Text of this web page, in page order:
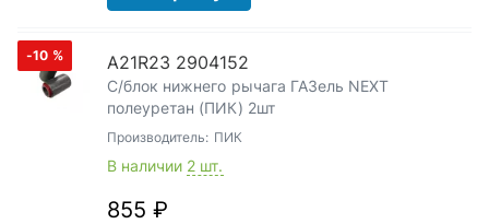
-10 % А21R23 2904152
С/блок нижнего рычага ГАЗель NEXT
полеуретан (ПИК) 2шт
Производитель: ПИК
В наличии 2 шт.
855 ₽